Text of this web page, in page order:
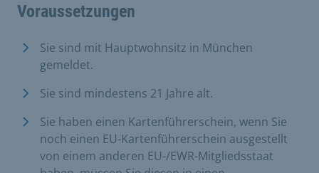
Voraussetzungen
Sie sind mit Hauptwohnsitz in München
gemeldet.
Sie sind mindestens 21 Jahre alt.
Sie haben einen Kartenführerschein, wenn Sie
noch einen EU-Kartenführerschein ausgestellt
von einem anderen EU-/EWR-Mitgliedsstaat